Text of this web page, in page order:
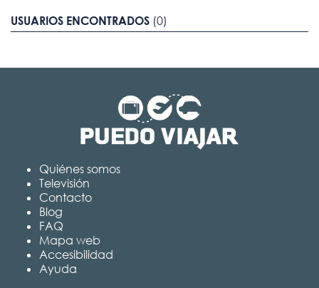
USUARIOS ENCONTRADOS (0)
Quiénes somos
Televisión
Contacto
Blog
FAQ
Mapa web
Accesibilidad
Ayuda